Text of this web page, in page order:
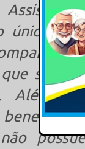
único e
seus
Além